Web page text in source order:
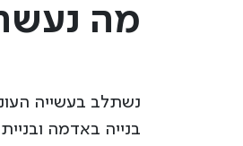
מה
נשתלב בעשייה
בנייה באדמה